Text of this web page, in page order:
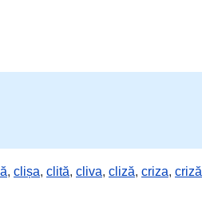
, clișa, clită, cliva, cliză, criza, criză